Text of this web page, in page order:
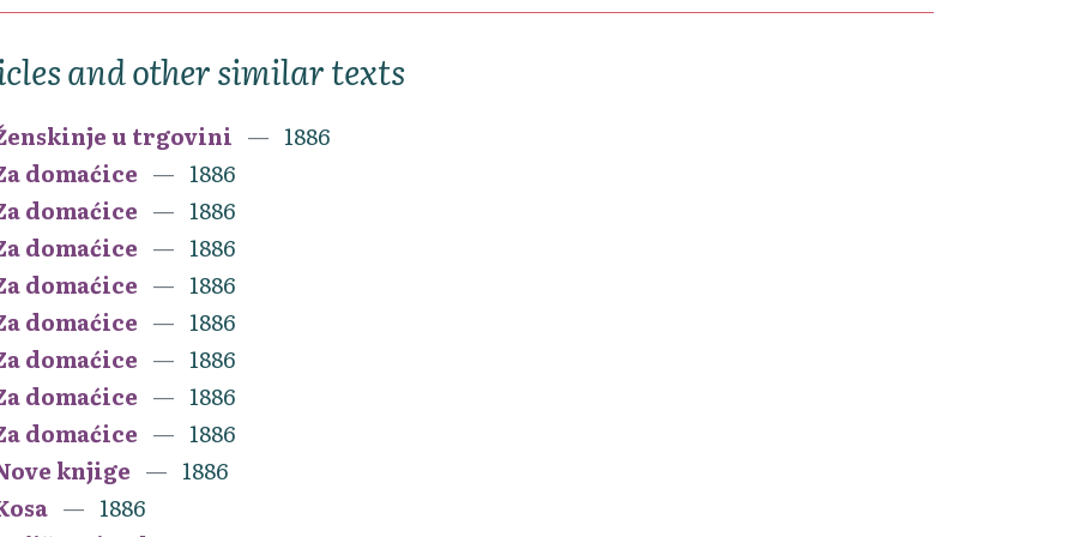
and other similar texts
u trgovini
1886
domaćice
1886
domaćice
1886
domaćice
1886
domaćice
1886
domaćice
1886
domaćice
1886
domaćice
1886
domaćice
1886
knjige
1886
1886